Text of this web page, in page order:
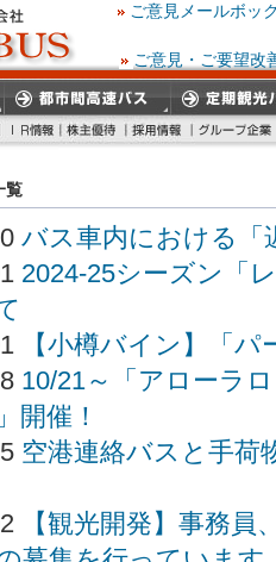
ご意見メールボッ
ご意見・ご要望改
覧
バス車内における「
2024-25シーズン「
【小樽バイン】「
10/21～「アローラ
開催！
空港連絡バスと手荷
【観光開発】事務